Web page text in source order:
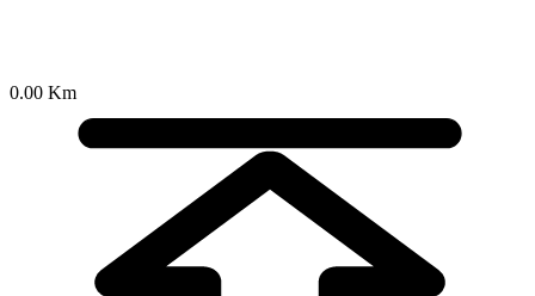
0.00 Km